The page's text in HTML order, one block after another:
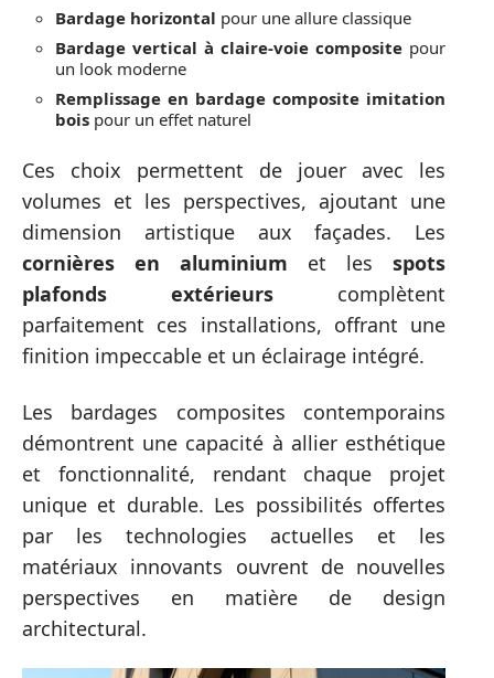
Bardage horizontal pour une allure classique
Bardage vertical à claire-voie composite pour
un look moderne
Remplissage en bardage composite imitation
bois pour un effet naturel
Ces choix permettent de jouer avec les
volumes et les perspectives, ajoutant une
dimension artistique aux façades. Les
cornières en aluminium et les spots
plafonds extérieurs complètent
parfaitement ces installations, offrant une
finition impeccable et un éclairage intégré.
Les bardages composites contemporains
démontrent une capacité à allier esthétique
et fonctionnalité, rendant chaque projet
unique et durable. Les possibilités offertes
par les technologies actuelles et les
matériaux innovants ouvrent de nouvelles
perspectives en matière de design
architectural.